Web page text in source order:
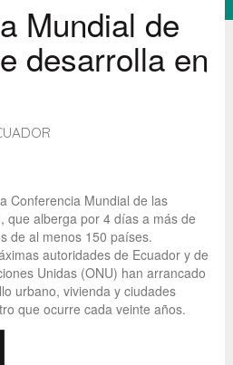
Mundial de
desarrolla en
Conferencia Mundial de las
que alberga por 4 días a más de
de al menos 150 países.
autoridades de Ecuador y de
Unidas (ONU) han arrancado
urbano, vivienda y ciudades
que ocurre cada veinte años.